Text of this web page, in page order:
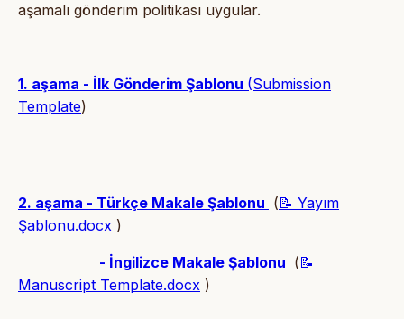
aşamalı gönderim politikası uygular.
1. aşama - İlk Gönderim Şablonu (Submission
Template)
2. aşama - Türkçe Makale Şablonu (📝 Yayım
Şablonu.docx )
- İngilizce Makale Şablonu (📝
Manuscript Template.docx )